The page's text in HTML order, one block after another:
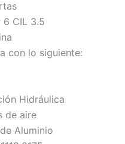
6 CIL 3.5
con lo siguiente:
Hidráulica
de aire
Aluminio